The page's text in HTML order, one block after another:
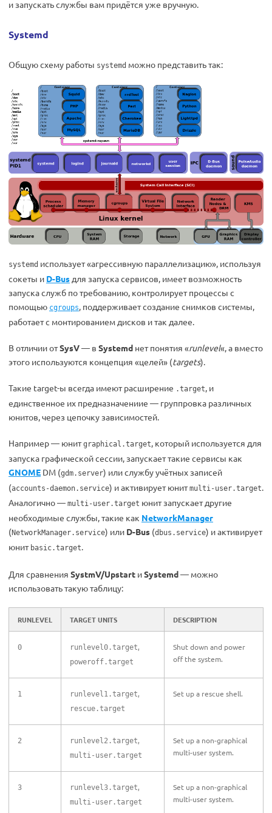
и запускать службы вам придётся уже вручную.
Systemd
Общую схему работы systemd можно представить так:
systemd использует «агрессивную параллелизацию», используя
сокеты и D-Bus для запуска сервисов, имеет возможность
запуска служб по требованию, контролирует процессы с
помощью cgroups , поддерживает создание снимков системы,
работает с монтированием дисков и так далее.
В отличии отSysV— в Systemd нет понятия «runlevel«, а вместо
этого используются концепция «целей» (targets).
Такие target-ы всегда имеют расширение .target , и
единственное их предназначениие — группровка различных
юнитов, через цепочку зависимостей.
Например — юнитgraphical.target , который используется для
запуска графической сессии, запускает такие сервисы как
GNOME DM (gdm.server) или службу учётных записей
(accounts-daemon.service) и активирует юнитmulti-user.target
Аналогично — multi-user.target юнит запускает другие
необходимые службы, такие как NetworkManager
(NetworkManager.service) или D-Bus (dbus.service) и активирует
юнит basic.target
Для сравнения SystmV/Upstart иSystemd— можно
использовать такую таблицу:
RUNLEVEL TARGET UNITS DESCRIPTION
0 runlevel0.target,
poweroff.target
Shut down and power
off the system.
1 runlevel1.target,
rescue.target
Set up a rescue shell.
2 runlevel2.target,
multi-user.target
Set up a non-graphical
multi-user system.
3 runlevel3.target,
multi-user.target
Set up a non-graphical
multi-user system.